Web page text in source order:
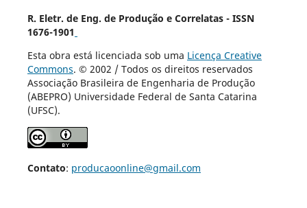
R. Eletr. de Eng. de Produção e Correlatas - ISSN
1676-1901
Esta obra está licenciada sob uma Licença Creative
Commons. © 2002 / Todos os direitos reservados
Associação Brasileira de Engenharia de Produção
(ABEPRO) Universidade Federal de Santa Catarina
(UFSC).
Contato: producaoonline@gmail.com